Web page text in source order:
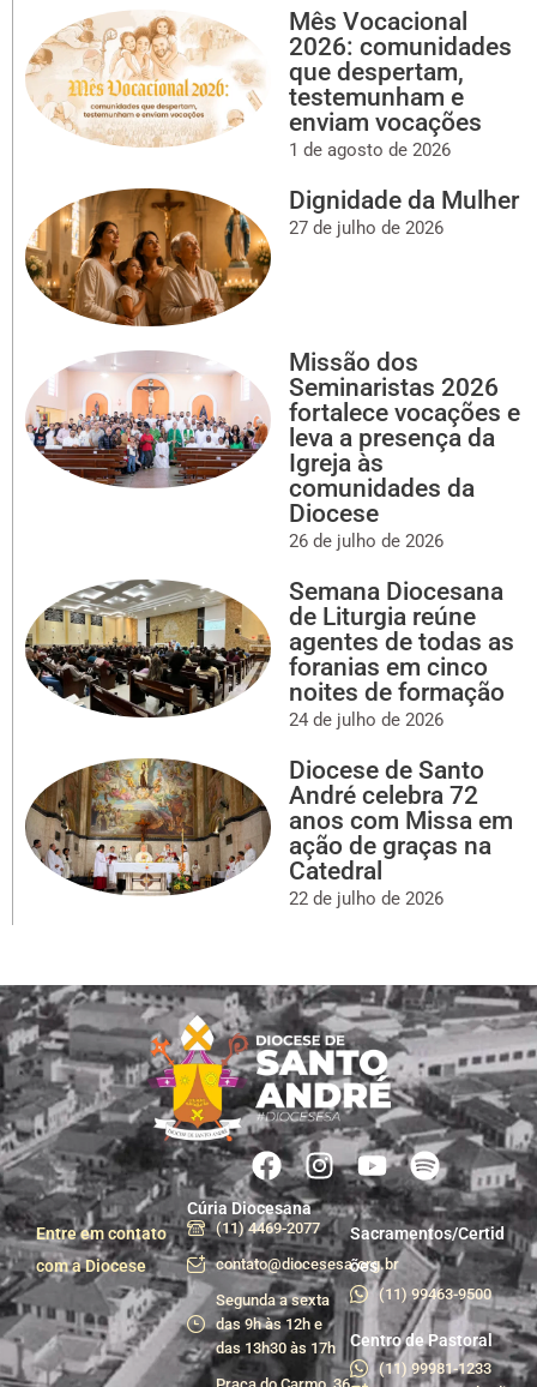
Mês Vocacional
2026: comunidades
que despertam,
testemunham e
enviam vocações
1 de agosto de 2026
Dignidade da Mulher
27 de julho de 2026
Missão dos
Seminaristas 2026
fortalece vocações e
leva a presença da
Igreja às
comunidades da
Diocese
26 de julho de 2026
Semana Diocesana
de Liturgia reúne
agentes de todas as
foranias em cinco
noites de formação
24 de julho de 2026
Diocese de Santo
André celebra 72
anos com Missa em
ação de graças na
Catedral
22 de julho de 2026
Entre em contato
com a Diocese
Cúria Diocesana
(11) 4469-2077
contato@diocesesa.org.br
Segunda a sexta
das 9h às 12h e
das 13h30 às 17h
Sacramentos/Certid
ões
(11) 99463-9500
Centro de Pastoral
(11) 99981-1233